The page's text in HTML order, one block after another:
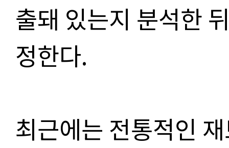
출돼 있는지 분석한
정한다.
최근에는 전통적인